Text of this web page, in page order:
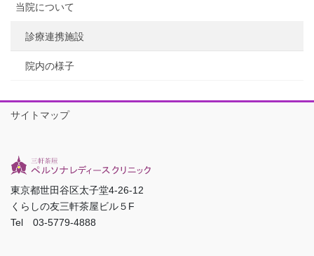
当院について
診療連携施設
院内の様子
サイトマップ
東京都世田谷区太子堂4-26-12
くらしの友三軒茶屋ビル５F
Tel 03-5779-4888